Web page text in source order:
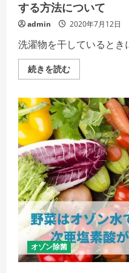
の
細
ご
覧
く
だ
さ
する方法について
admin 2020年7月12日
洗濯物を干しているとき
続きを読む洗
濯
生
乾
き
の
嫌
な
に
お
い
を
オ
ゾ
ン
水
で
除
去
す
る
方
オゾン除菌